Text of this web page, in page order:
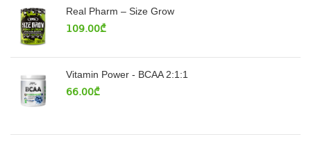
Real Pharm – Size Grow
109.00₾
Vitamin Power - BCAA 2:1:1
66.00₾